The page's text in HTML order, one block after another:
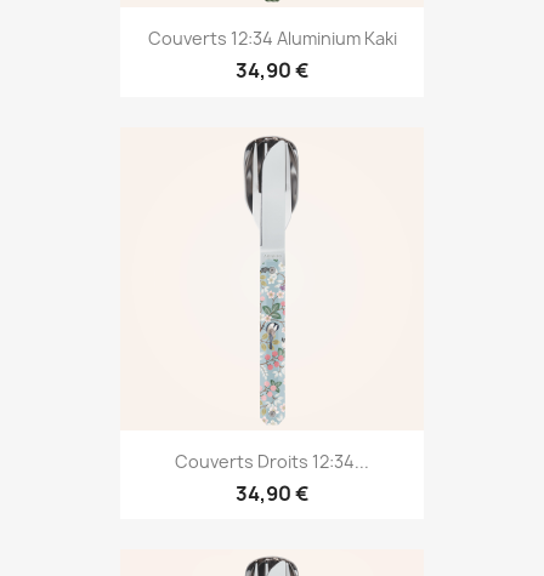
Couverts 12:34 Aluminium Kaki
34,90 €
Couverts Droits 12:34...
34,90 €